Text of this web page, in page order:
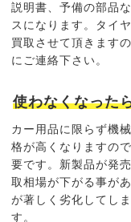
説明書、予備の部品
ス になります。タイ
買取させて頂きます
にご連絡下さい。
使わなくなった
カー用品に限らず機
格が高くなりますので
要です。新製品が発
取相場が下がる事が
が著しく劣化してし
す。